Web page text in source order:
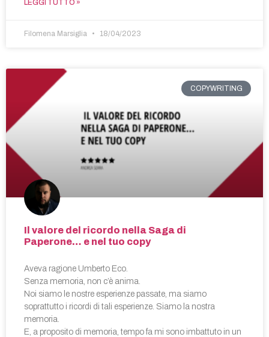
LEGGI TUTTO »
Filomena Marsiglia 18/04/2023
COPYWRITING
Il valore del ricordo nella Saga di
Paperone… e nel tuo copy
Aveva ragione Umberto Eco.
Senza memoria, non c’è anima.
Noi siamo le nostre esperienze passate, ma siamo
soprattutto i ricordi di tali esperienze. Siamo la nostra
memoria.
E, a proposito di memoria, tempo fa mi sono imbattuto in un